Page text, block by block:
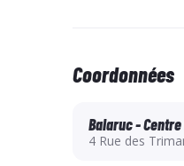
Coordonnées
Balaruc -
4 Rue des